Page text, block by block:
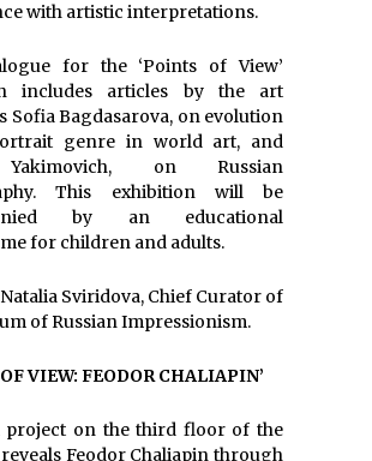
with artistic interpretations.
for the ‘Points of View’
includes articles by the art
Sofia Bagdasarova, on evolution
genre in world art, and
on Russian
This exhibition will be
by an educational
for children and adults.
Natalia Sviridova, Chief Curator of
of Russian Impressionism.
VIEW: FEODOR CHALIAPIN’
project on the third floor of the
Feodor Chaliapin through